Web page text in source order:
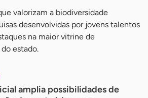
valorizam a biodiversidade
desenvolvidas por jovens talentos
na maior vitrine de
estado.
amplia possibilidades de